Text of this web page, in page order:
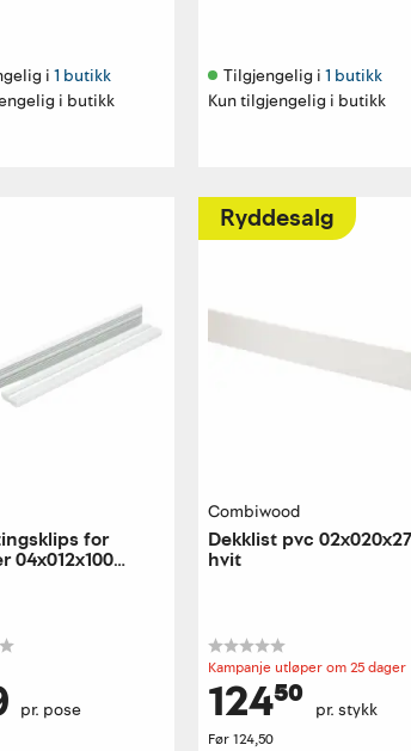
i 1 butikk
i butikk
Tilgjengelig i 1 butikk
Kun tilgjengelig i butikk
for
04x012x100
pr. pose
Ryddesalg
Combiwood
Dekklist pvc
hvit
Kampanje utløper om 25 dager
124⁵⁰ pr. stykk
Før124,50